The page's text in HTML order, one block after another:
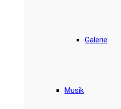
Galerie
Musik